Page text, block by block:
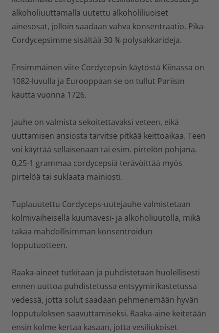
alkoholiuuttamalla uutettu alkoholiliuoiset
ainesosat, jolloin saadaan vahva konsentraatio. Pika-
Cordycepsimme sisältää 30 % polysakkarideja.
Ensimmäinen viite Cordycepsin käytöstä Kiinassa on
1082-luvulla ja Eurooppaan se on tullut Pariisin
kautta vuonna 1726.
Jauhe on valmista sekoitettavaksi veteen, eikä
uuttamisen ansiosta tarvitse pitkää keittoaikaa. Teen
voi käyttää sellaisenaan tai esim. pirtelön pohjana.
0,25-1 grammaa cordycepsiä terävöittää myös
pirtelöä tai suklaata mainiosti.
Tuplauutettu Cordyceps-uutejauhe valmistetaan
kolmivaiheisella kuumavesi- ja alkoholiuutolla, mikä
takaa mahdollisimman konsentroidun
lopputuotteen.
Raaka-aineet tutkitaan ja puhdistetaan huolellisesti
ennen uuttoa puhdistetussa entsyymirikastetussa
vedessä, jotta solut saadaan pehmenemään hyvän
lopputuloksen saavuttamiseksi. Raaka-aine keitetään
ensin kolme kertaa kasaan, jotta vesiliukoiset